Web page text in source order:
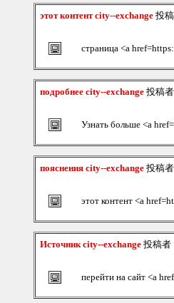
этот контент city--exchange 投
страница <a
подробнее city--exchange 投稿者
Узнать больше <a
пояснения city--exchange 投稿者
этот контент <a
Источник city--exchange 投稿者
перейти на сайт <a